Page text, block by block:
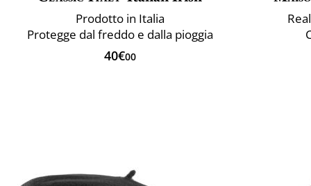
Prodotto in Italia
Protegge dal freddo e dalla pioggia
40€00